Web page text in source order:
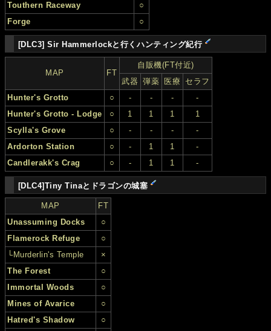
Touthern Raceway
○
Forge
○
[DLC3] Sir Hammerlockと行くハンティング紀行
MAP FT
自販機(FT付近)
武器
弾薬 医療
セラフ
Hunter's Grotto
○ - - -
-
Hunter's Grotto - Lodge
○ 1 1 1
1
Scylla's Grove
○ - - -
-
Ardorton Station
○ - 1 1
-
Candlerakk's Crag
○ - 1 1 -
[DLC4]Tiny Tinaとドラゴンの城塞
MAP
FT
Unassuming Docks
○
Flamerock Refuge
○
└Murderlin's Temple
×
The Forest
○
Immortal Woods
○
Mines of Avarice
○
Hatred's Shadow
○